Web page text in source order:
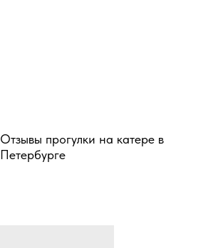
Отзывы прогулки на катере в
Петербурге